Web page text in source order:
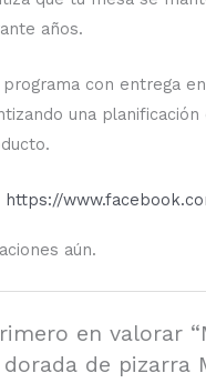
años.
con entrega
una
https://
aún.
en valorar
de pizarra